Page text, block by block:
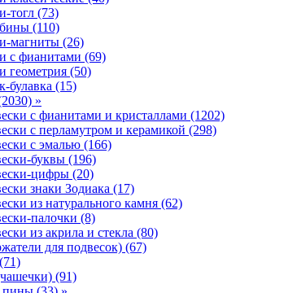
тогл (73)
(110)
магниты (26)
с фианитами (69)
геометрия (50)
булавка (15)
»
с фианитами и кристаллами (1202)
с перламутром и керамикой (298)
с эмалью (166)
буквы (196)
цифры (20)
знаки Зодиака (17)
из натурального камня (62)
палочки (8)
из акрила и стекла (80)
для подвесок) (67)
(91)